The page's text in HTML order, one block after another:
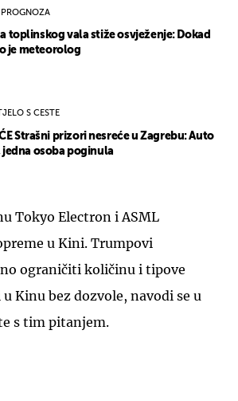
PROGNOZA
toplinskog vala stiže osvježenje: Dokad
je meteorolog
S CESTE
Strašni prizori nesreće u Zagrebu: Auto
osoba poginula
Tokyo Electron i ASML
u Kini. Trumpovi
ograničiti količinu i tipove
Kinu bez dozvole, navodi se u
s tim pitanjem.